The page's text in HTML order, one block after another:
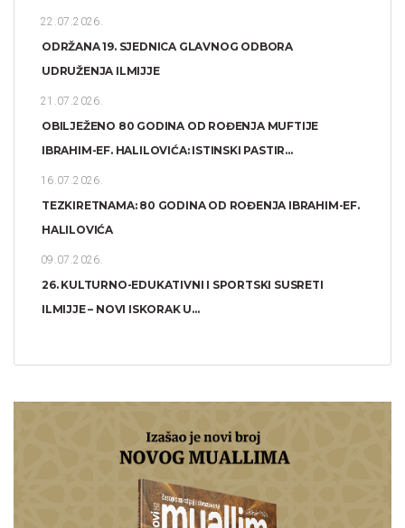
22.07.2026.
ODRŽANA 19. SJEDNICA GLAVNOG ODBORA
UDRUŽENJA ILMIJJE
21.07.2026.
OBILJEŽENO 80 GODINA OD ROĐENJA MUFTIJE
IBRAHIM-EF. HALILOVIĆA: ISTINSKI PASTIR...
16.07.2026.
TEZKIRETNAMA: 80 GODINA OD ROĐENJA IBRAHIM-EF.
HALILOVIĆA
09.07.2026.
26. KULTURNO-EDUKATIVNI I SPORTSKI SUSRETI
ILMIJJE – NOVI ISKORAK U...